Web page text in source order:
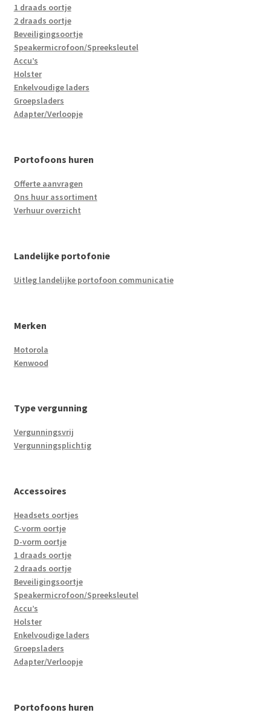
1 draads oortje
2 draads oortje
Beveiligingsoortje
Speakermicrofoon/Spreeksleutel
Accu’s
Holster
Enkelvoudige laders
Groepsladers
Adapter/Verloopje
Portofoons huren
Offerte aanvragen
Ons huur assortiment
Verhuur overzicht
Landelijke portofonie
Uitleg landelijke portofoon communicatie
Merken
Motorola
Kenwood
Type vergunning
Vergunningsvrij
Vergunningsplichtig
Accessoires
Headsets oortjes
C-vorm oortje
D-vorm oortje
1 draads oortje
2 draads oortje
Beveiligingsoortje
Speakermicrofoon/Spreeksleutel
Accu’s
Holster
Enkelvoudige laders
Groepsladers
Adapter/Verloopje
Portofoons huren